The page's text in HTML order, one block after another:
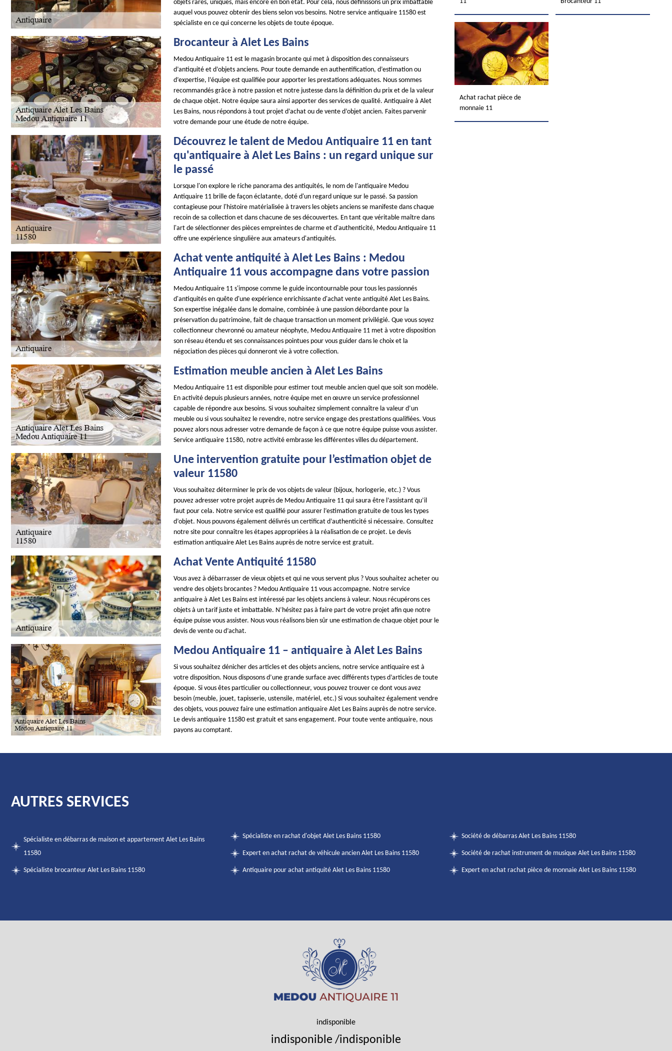
objets rares, uniques, mais encore en bon état. Pour cela, nous définissons un prix imbattable
auquel vous pouvez obtenir des biens selon vos besoins. Notre service antiquaire 11580 est
spécialiste en ce qui concerne les objets de toute époque.
Brocanteur à Alet Les Bains
Medou Antiquaire 11 est le magasin brocante qui met à disposition des connaisseurs
d’antiquité et d’objets anciens. Pour toute demande en authentification, d’estimation ou
d’expertise, l’équipe est qualifiée pour apporter les prestations adéquates. Nous sommes
recommandés grâce à notre passion et notre justesse dans la définition du prix et de la valeur
de chaque objet. Notre équipe saura ainsi apporter des services de qualité. Antiquaire à Alet
Les Bains, nous répondons à tout projet d’achat ou de vente d’objet ancien. Faites parvenir
votre demande pour une étude de notre équipe.
Découvrez le talent de Medou Antiquaire 11 en tant
qu'antiquaire à Alet Les Bains : un regard unique sur
le passé
Lorsque l'on explore le riche panorama des antiquités, le nom de l'antiquaire Medou
Antiquaire 11 brille de façon éclatante, doté d'un regard unique sur le passé. Sa passion
contagieuse pour l'histoire matérialisée à travers les objets anciens se manifeste dans chaque
recoin de sa collection et dans chacune de ses découvertes. En tant que véritable maître dans
l'art de sélectionner des pièces empreintes de charme et d'authenticité, Medou Antiquaire 11
offre une expérience singulière aux amateurs d'antiquités.
Achat vente antiquité à Alet Les Bains : Medou
Antiquaire 11 vous accompagne dans votre passion
Medou Antiquaire 11 s'impose comme le guide incontournable pour tous les passionnés
d'antiquités en quête d'une expérience enrichissante d'achat vente antiquité Alet Les Bains.
Son expertise inégalée dans le domaine, combinée à une passion débordante pour la
préservation du patrimoine, fait de chaque transaction un moment privilégié. Que vous soyez
collectionneur chevronné ou amateur néophyte, Medou Antiquaire 11 met à votre disposition
son réseau étendu et ses connaissances pointues pour vous guider dans le choix et la
négociation des pièces qui donneront vie à votre collection.
Estimation meuble ancien à Alet Les Bains
Medou Antiquaire 11 est disponible pour estimer tout meuble ancien quel que soit son modèle.
En activité depuis plusieurs années, notre équipe met en œuvre un service professionnel
capable de répondre aux besoins. Si vous souhaitez simplement connaître la valeur d’un
meuble ou si vous souhaitez le revendre, notre service engage des prestations qualifiées. Vous
pouvez alors nous adresser votre demande de façon à ce que notre équipe puisse vous assister.
Service antiquaire 11580, notre activité embrasse les différentes villes du département.
Une intervention gratuite pour l’estimation objet de
valeur 11580
Vous souhaitez déterminer le prix de vos objets de valeur (bijoux, horlogerie, etc.) ? Vous
pouvez adresser votre projet auprès de Medou Antiquaire 11 qui saura être l’assistant qu’il
faut pour cela. Notre service est qualifié pour assurer l’estimation gratuite de tous les types
d’objet. Nous pouvons également délivrés un certificat d’authenticité si nécessaire. Consultez
notre site pour connaître les étapes appropriées à la réalisation de ce projet. Le devis
estimation antiquaire Alet Les Bains auprès de notre service est gratuit.
Achat Vente Antiquité 11580
Vous avez à débarrasser de vieux objets et qui ne vous servent plus ? Vous souhaitez acheter ou
vendre des objets brocantes ? Medou Antiquaire 11 vous accompagne. Notre service
antiquaire à Alet Les Bains est intéressé par les objets anciens à valeur. Nous récupérons ces
objets à un tarif juste et imbattable. N’hésitez pas à faire part de votre projet afin que notre
équipe puisse vous assister. Nous vous réalisons bien sûr une estimation de chaque objet pour le
devis de vente ou d’achat.
Medou Antiquaire 11 – antiquaire à Alet Les Bains
Si vous souhaitez dénicher des articles et des objets anciens, notre service antiquaire est à
votre disposition. Nous disposons d’une grande surface avec différents types d’articles de toute
époque. Si vous êtes particulier ou collectionneur, vous pouvez trouver ce dont vous avez
besoin (meuble, jouet, tapisserie, ustensile, matériel, etc.) Si vous souhaitez également vendre
des objets, vous pouvez faire une estimation antiquaire Alet Les Bains auprès de notre service.
Le devis antiquaire 11580 est gratuit et sans engagement. Pour toute vente antiquaire, nous
payons au comptant.
Achat rachat pièce de
monnaie 11
AUTRES SERVICES
Spécialiste en débarras de maison et appartement Alet Les Bains
11580
Spécialiste brocanteur Alet Les Bains 11580
Spécialiste en rachat d'objet Alet Les Bains 11580
Expert en achat rachat de véhicule ancien Alet Les Bains 11580
Antiquaire pour achat antiquité Alet Les Bains 11580
Société de débarras Alet Les Bains 11580
Société de rachat instrument de musique Alet Les Bains 11580
Expert en achat rachat pièce de monnaie Alet Les Bains 11580
indisponible
indisponible /indisponible